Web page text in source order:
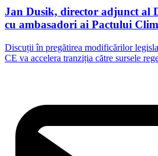
Jan Dusik, director adjunct al
cu ambasadori ai Pactului
Discuții în pregătirea modificărilor
CE va accelera tranziția către sursele